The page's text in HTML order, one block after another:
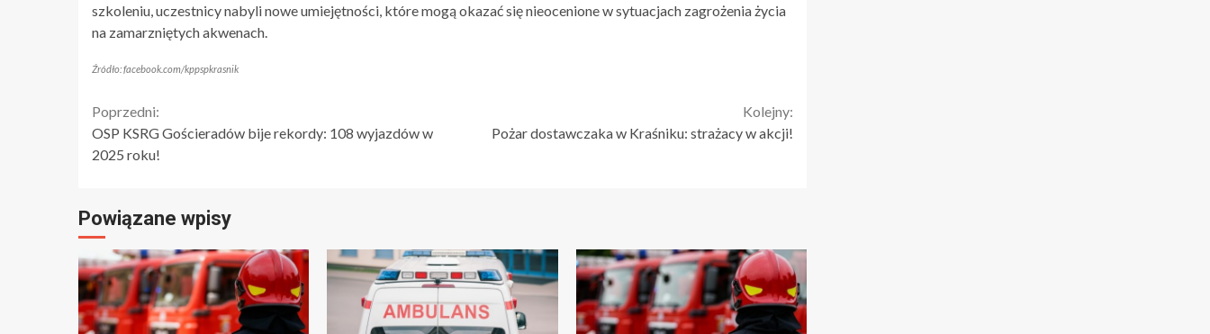
szkoleniu, uczestnicy nabyli nowe umiejętności, które mogą okazać się nieocenione w sytuacjach zagrożenia życia
na zamarzniętych akwenach.
Źródło: facebook.com/kppspkrasnik
Continue
Reading
Poprzedni:
OSP KSRG Gościeradów bije rekordy: 108 wyjazdów w
2025 roku!
Kolejny:
Pożar dostawczaka w Kraśniku: strażacy w akcji!
Powiązane wpisy